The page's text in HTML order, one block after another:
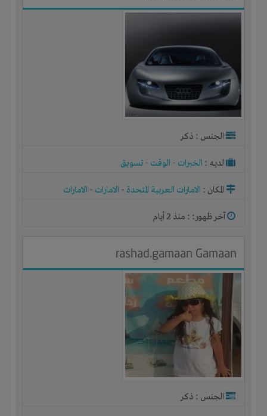
الجنس : ذكر
لديـه : الخبرات - الوقت - تسويق
المكان : الامارات العربية المتحدة - الامارات - الامارات
آخر ظهور: : منذ 2 أيام
rashad.gamaan Gamaan
الجنس : ذكر